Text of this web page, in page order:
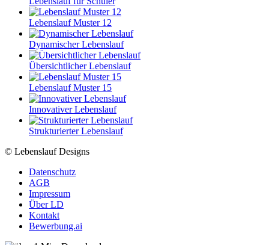
Lebenslauf Muster 12
Dynamischer Lebenslauf
Übersichtlicher Lebenslauf
Lebenslauf Muster 15
Innovativer Lebenslauf
Strukturierter Lebenslauf
© Lebenslauf Designs
Datenschutz
AGB
Impressum
Über LD
Kontakt
Bewerbung.ai